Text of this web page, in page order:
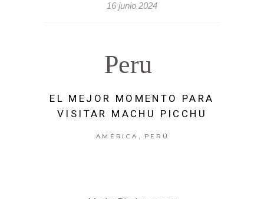
16 junio 2024
Peru
EL MEJOR MOMENTO PARA
VISITAR MACHU PICCHU
AMÉRICA PERÚ